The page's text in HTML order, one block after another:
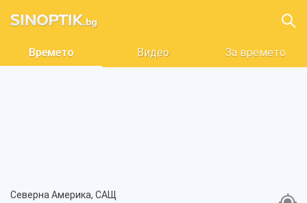
Времето Видео За времето
Северна Америка, САЩ